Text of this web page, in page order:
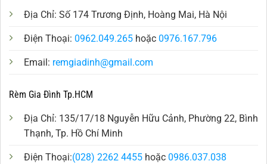
Địa Chỉ: Số 174 Trương Định, Hoàng Mai, Hà Nội
Điện Thoại: 0962.049.265 hoặc 0976.167.796
Email: remgiadinh@gmail.com
Rèm Gia Đình Tp.HCM
Địa Chỉ: 135/17/18 Nguyễn Hữu Cảnh, Phường 22, Bình
Thạnh, Tp. Hồ Chí Minh
Điện Thoại:(028) 2262 4455 hoặc 0986.037.038